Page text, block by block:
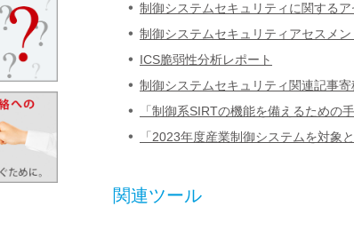
制御システムセキュリティに関する
制御システムセキュリティアセスメ
ICS脆弱性分析レポート
制御システムセキュリティ関連記事寄
「制御系SIRTの機能を備えるための
「2023年度産業制御システムを対象
関連ツール